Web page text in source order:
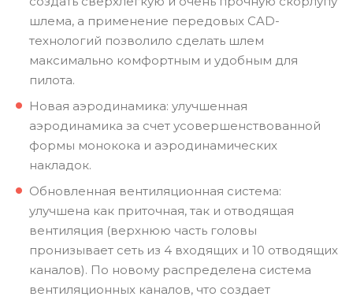
шлема, а применение передовых CAD-
технологий позволило сделать шлем
максимально комфортным и удобным для
пилота.
Новая аэродинамика: улучшенная
аэродинамика за счет усовершенствованной
формы монокока и аэродинамических
накладок.
Обновленная вентиляционная система:
улучшена как приточная, так и отводящая
вентиляция (верхнюю часть головы
пронизывает сеть из 4 входящих и 10 отводящих
каналов). По новому распределена система
вентиляционных каналов, что создает